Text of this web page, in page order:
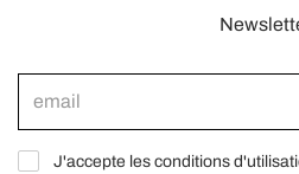
J'accepte les conditions